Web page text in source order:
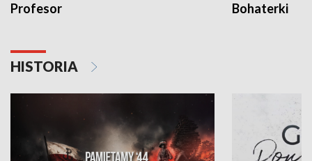
Profesor Bohaterki
HISTORIA